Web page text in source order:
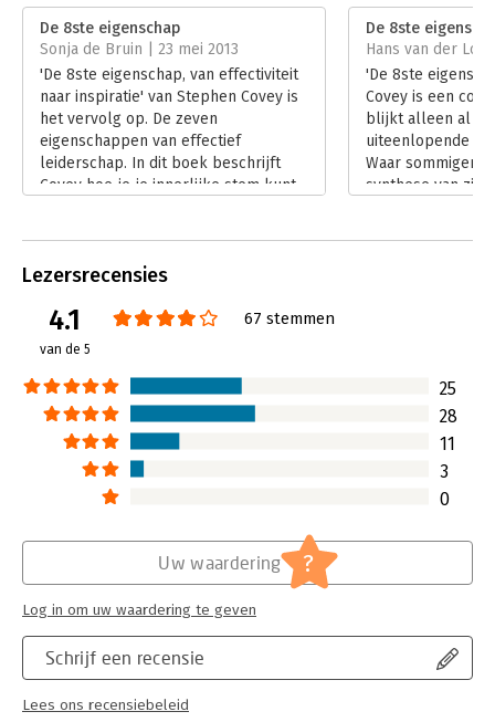
Verschijningsdatum:
Hoofdrubriek: Leiderschap
De 8ste eigenschap
Sonja de Bruin | 23 mei 2013
'De 8ste eigenschap, van effectiviteit
naar inspiratie' van Stephen Covey is
het vervolg op. De zeven
eigenschappen van effectief
leiderschap. In dit boek beschrijft
Covey hoe je je innerlijke stem kunt
Lees verder
De 8ste
Hans van der Loo
'De 8ste
Covey is een
blijkt alleen al
uiteenlopende
Waar sommigen
synthese van zijn
Lezersrecensies
4.1
van de 5
67 stemmen
25
28
11
3
0
Schrijf een recensie
Lees ons recensiebeleid
Uw waardering ?
Log in om uw waardering te geven